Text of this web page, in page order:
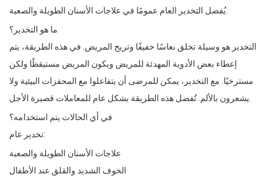
يُفضل التخدير العام عمومًا في علاجات الأسنان الطويلة والصعبة.
ما هو التخدير؟
التخدير هو وسيلة تخلق نعاسًا خفيفًا وتريح المريض. في هذه الطريقة، يتم
إعطاء بعض الأدوية المهدئة للمريض ويكون المريض مستيقظًا ولكن
مسترخيًا. مع التخدير، يمكن للمرضى أن يتفاعلوا مع المحفزات البيئية ولا
في أي الحالات يتم استخدامه؟
تخدير عام:
علاجات الأسنان الطويلة والصعبة
الخوف الشديد والقلق عند الأطفال